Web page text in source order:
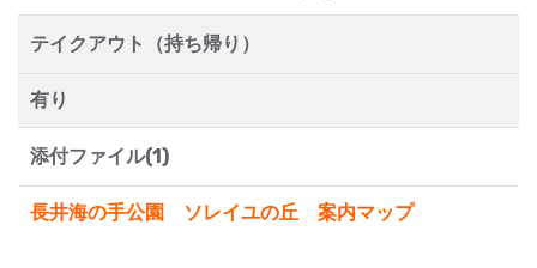
テイクアウト（持ち帰り）
有り
添付ファイル(1)
長井海の手公園 ソレイユの丘 案内マップ